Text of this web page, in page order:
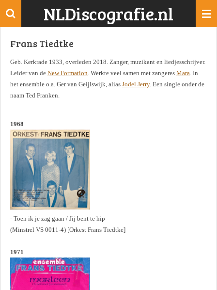
Ga
de
NLDiscografie.nl
Frans Tiedtke
Geb. Kerkrade 1933, overleden 2018. Zanger, muzikant en liedjesschrijver.
Leider van de New Formation. Werkte veel samen met zangeres Mara. In
het ensemble o.a. Ger van Geijlswijk, alias Jodel Jerry. Een single onder de
naam Ted Franken.
1968
- Toen ik je zag gaan / Jij bent te hip
(Minstrel VS 0011-4) [Orkest Frans Tiedtke]
1971